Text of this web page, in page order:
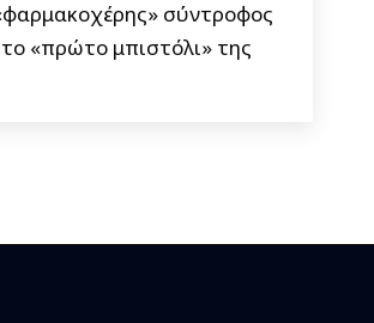
σύντροφος
«πρώτο μπιστόλι» της